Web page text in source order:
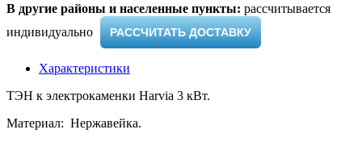
В другие районы и населенные пункты: рассчитывается
индивидуально ​
РАССЧИТАТЬ ДОСТАВКУ
Характеристики
ТЭН к электрокаменки Harvia 3 кВт.
Материал: Нержавейка.